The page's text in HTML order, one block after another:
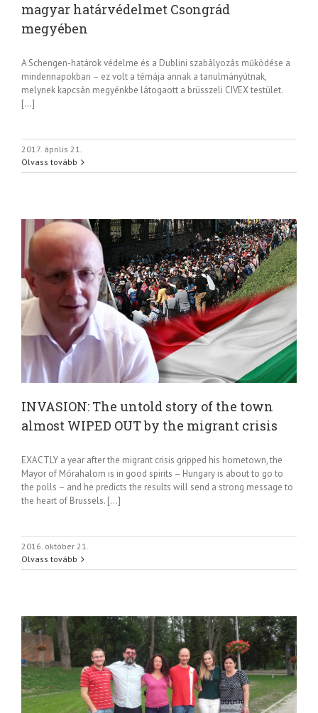
magyar határvédelmet Csongrád
megyében
A Schengen-határok védelme és a Dublini szabályozás működése a
mindennapokban – ez volt a témája annak a tanulmányútnak,
melynek kapcsán megyénkbe látogaott a brüsszeli CIVEX testület.
[…]
2017. április 21.
Olvass tovább
INVASION: The untold story of the town
almost WIPED OUT by the migrant crisis
EXACTLY a year after the migrant crisis gripped his hometown, the
Mayor of Mórahalom is in good spirits – Hungary is about to go to
the polls – and he predicts the results will send a strong message to
the heart of Brussels. […]
2016. október 21.
Olvass tovább